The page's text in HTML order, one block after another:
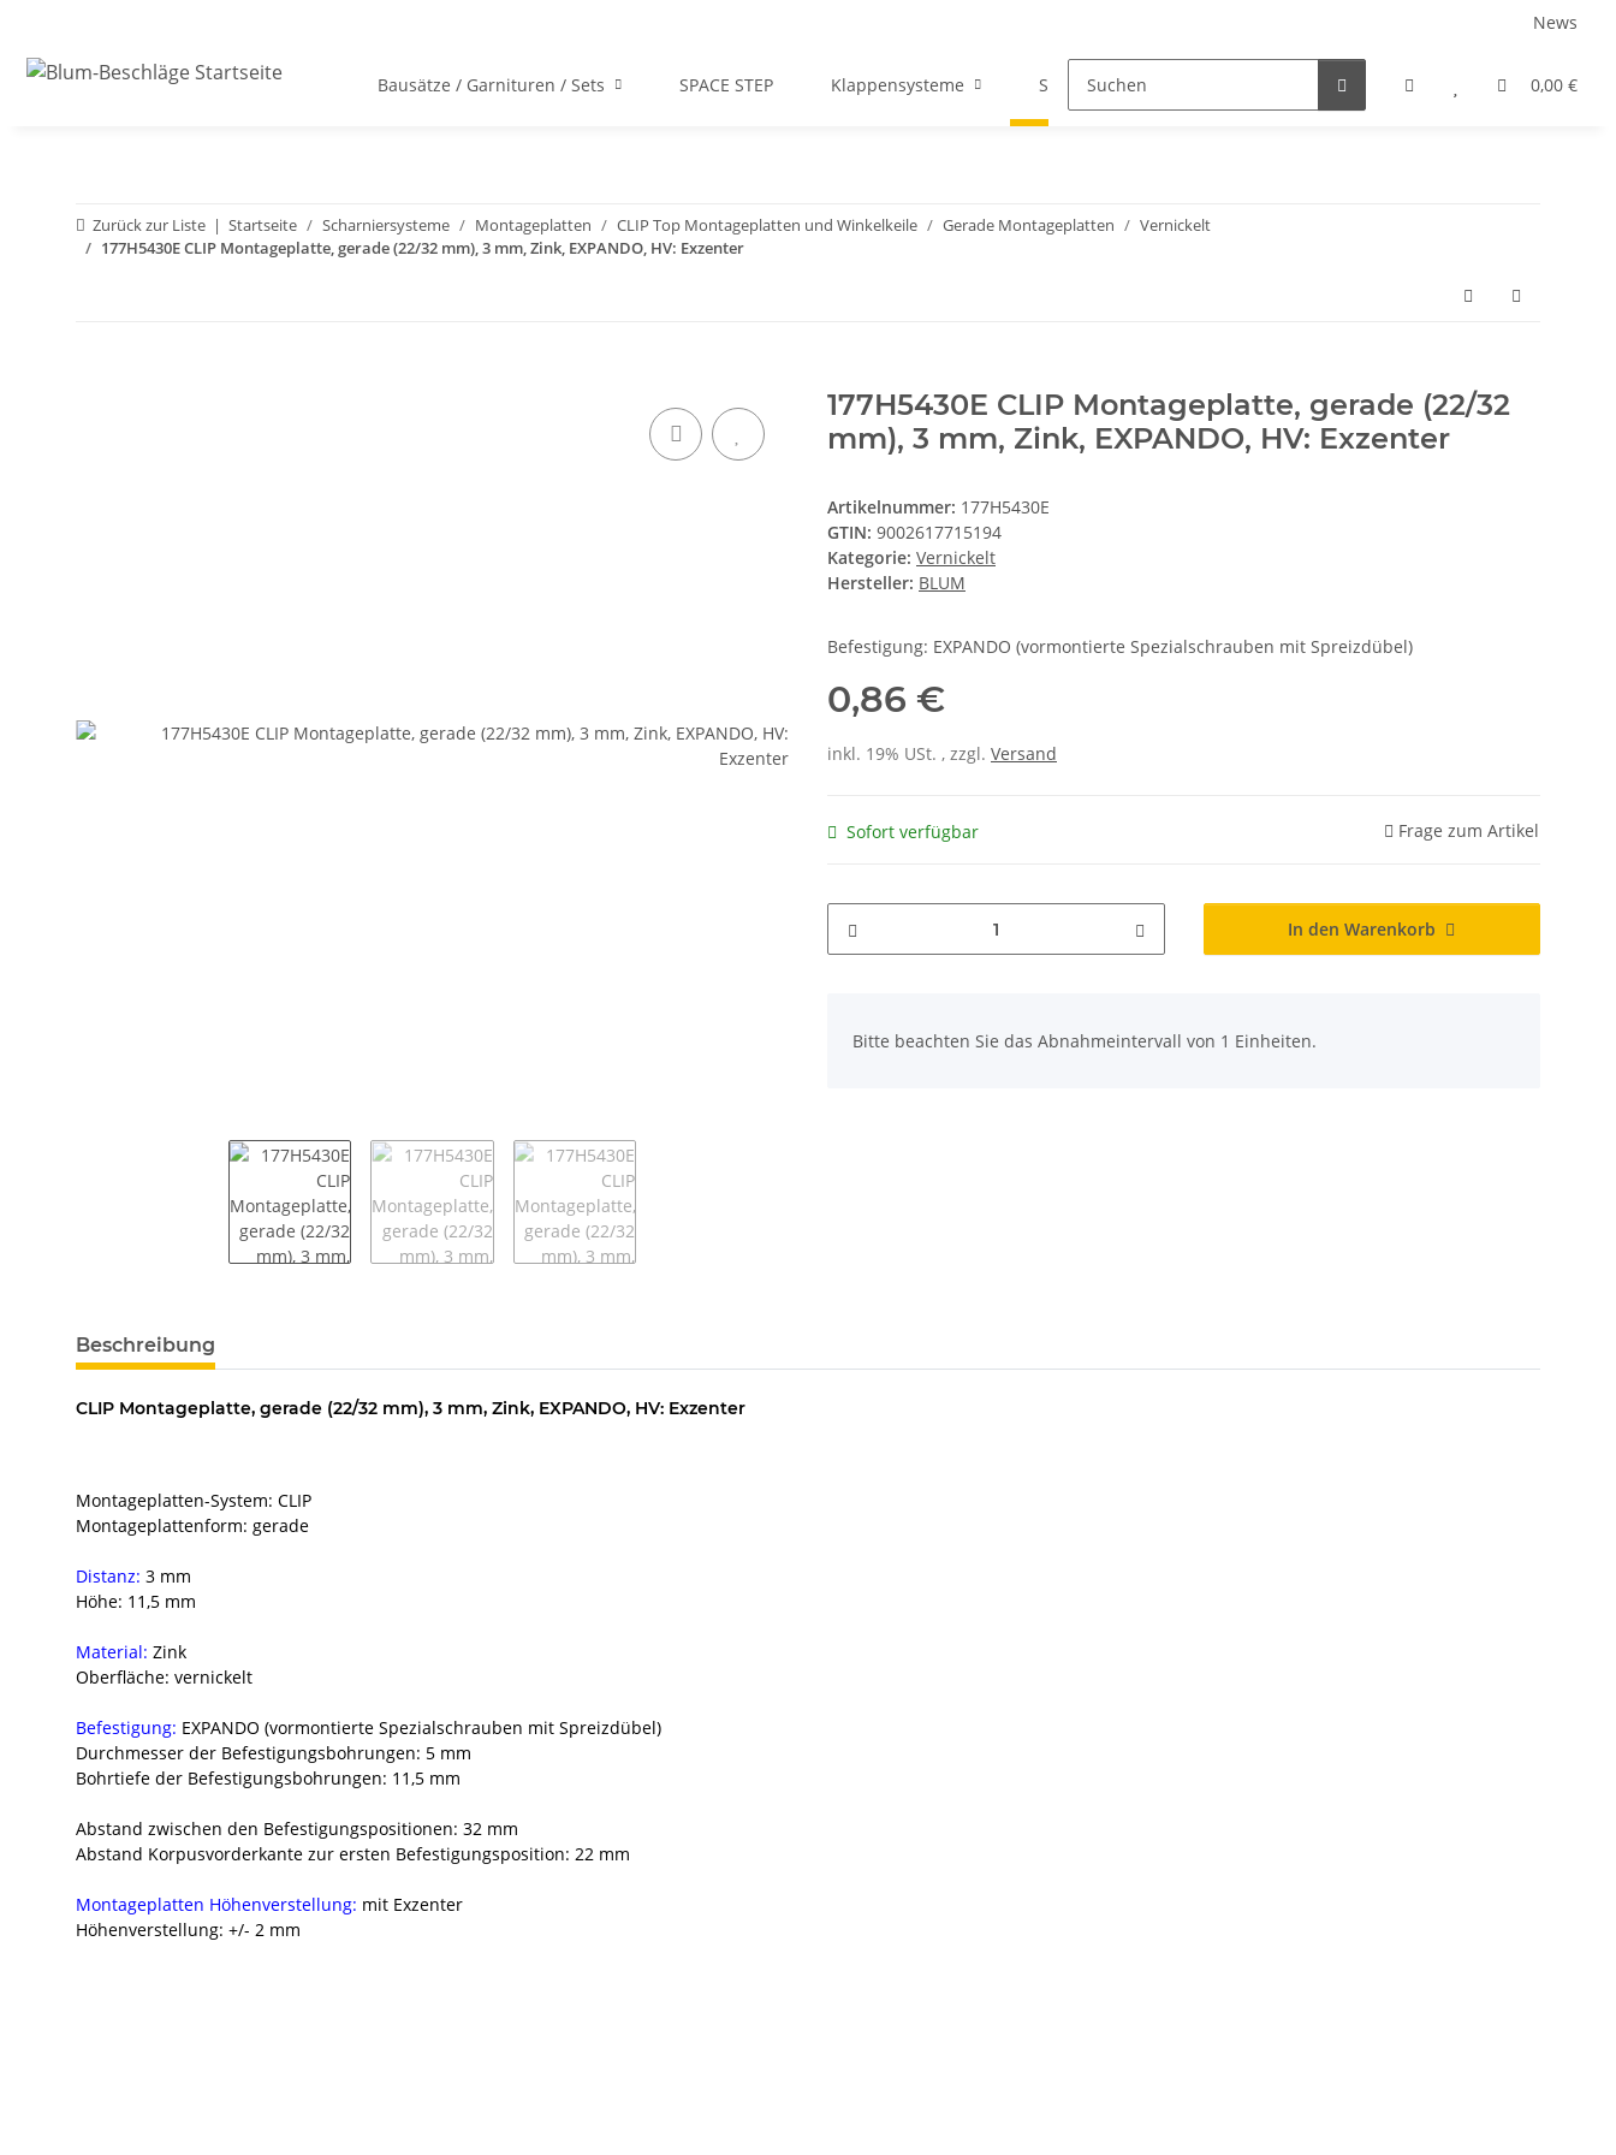
News
0,00 €
Bausätze / Garnituren / Sets SPACE STEP Klappensysteme Scharniersysteme Auszugsysteme
Zurück zur Liste Startseite Scharniersysteme Montageplatten CLIP Top Montageplatten und Winkelkeile Gerade Montageplatten
Vernickelt
177H5430E CLIP Montageplatte, gerade (22/32 mm), 3 mm, Zink, EXPANDO, HV: Exzenter
177H5430E CLIP Montageplatte, gerade (22/32
mm), 3 mm, Zink, EXPANDO, HV: Exzenter
Artikelnummer: 177H5430E
GTIN: 9002617715194
Kategorie: Vernickelt
Hersteller: BLUM
Befestigung: EXPANDO (vormontierte Spezialschrauben mit Spreizdübel)
0,86 €
inkl. 19% USt. , zzgl. Versand
Sofort verfügbar Frage zum Artikel
In den Warenkorb
Bitte beachten Sie das Abnahmeintervall von 1 Einheiten.
weitere Registerkarten anzeigen
Beschreibung
CLIP Montageplatte, gerade (22/32 mm), 3 mm, Zink, EXPANDO, HV: Exzenter
Montageplatten-System: CLIP
Montageplattenform: gerade
Distanz: 3 mm
Höhe: 11,5 mm
Material: Zink
Oberfläche: vernickelt
Befestigung: EXPANDO (vormontierte Spezialschrauben mit Spreizdübel)
Durchmesser der Befestigungsbohrungen: 5 mm
Bohrtiefe der Befestigungsbohrungen: 11,5 mm
Abstand zwischen den Befestigungspositionen: 32 mm
Abstand Korpusvorderkante zur ersten Befestigungsposition: 22 mm
Montageplatten Höhenverstellung: mit Exzenter
Höhenverstellung: +/- 2 mm